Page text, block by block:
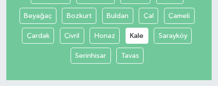
Beyağaç Bozkurt Buldan Çal Çameli
Çardak Çivril Honaz Kale Sarayköy
Serinhisar Tavas